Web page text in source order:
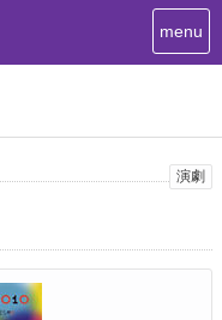
T
o
i
g
menu
演劇